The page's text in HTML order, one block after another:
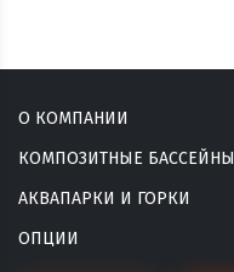
О КОМПАНИИ
КОМПОЗИТНЫЕ БАССЕЙНЫ
АКВАПАРКИ И ГОРКИ
ОПЦИИ